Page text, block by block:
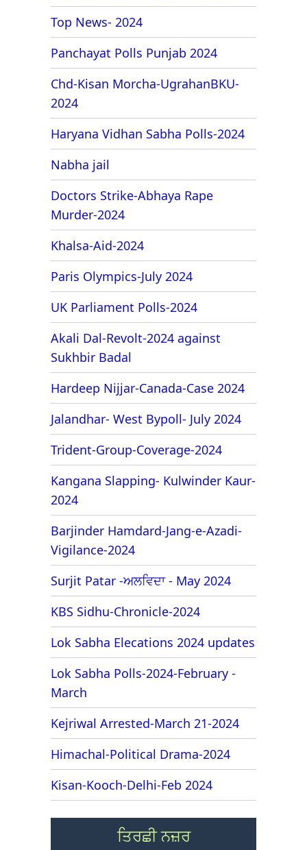
Top News- 2024
Panchayat Polls Punjab 2024
Chd-Kisan Morcha-UgrahanBKU-
2024
Haryana Vidhan Sabha Polls-2024
Nabha jail
Doctors Strike-Abhaya Rape
Murder-2024
Khalsa-Aid-2024
Paris Olympics-July 2024
UK Parliament Polls-2024
Akali Dal-Revolt-2024 against
Sukhbir Badal
Hardeep Nijjar-Canada-Case 2024
Jalandhar- West Bypoll- July 2024
Trident-Group-Coverage-2024
Kangana Slapping- Kulwinder Kaur-
2024
Barjinder Hamdard-Jang-e-Azadi-
Vigilance-2024
Surjit Patar -ਅਲਵਿਦਾ - May 2024
KBS Sidhu-Chronicle-2024
Lok Sabha Elecations 2024 updates
Lok Sabha Polls-2024-February -
March
Kejriwal Arrested-March 21-2024
Himachal-Political Drama-2024
Kisan-Kooch-Delhi-Feb 2024
ਤਿਰਛੀ ਨਜ਼ਰ